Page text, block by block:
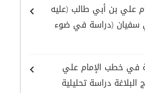
علي بن أبي طالب (عليه
سفيان (دراسة في ضوء
في خطب الإمام علي
دراسة تحليلية